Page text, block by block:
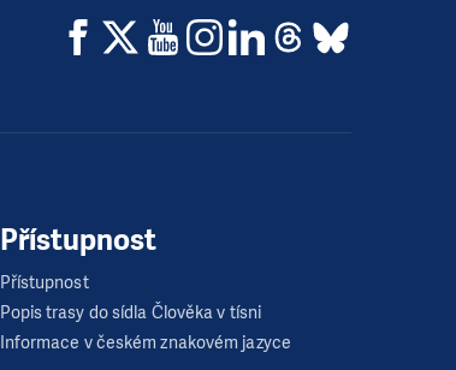
Přístupnost
Přístupnost
Popis trasy do sídla Člověka v tísni
Informace v českém znakovém jazyce